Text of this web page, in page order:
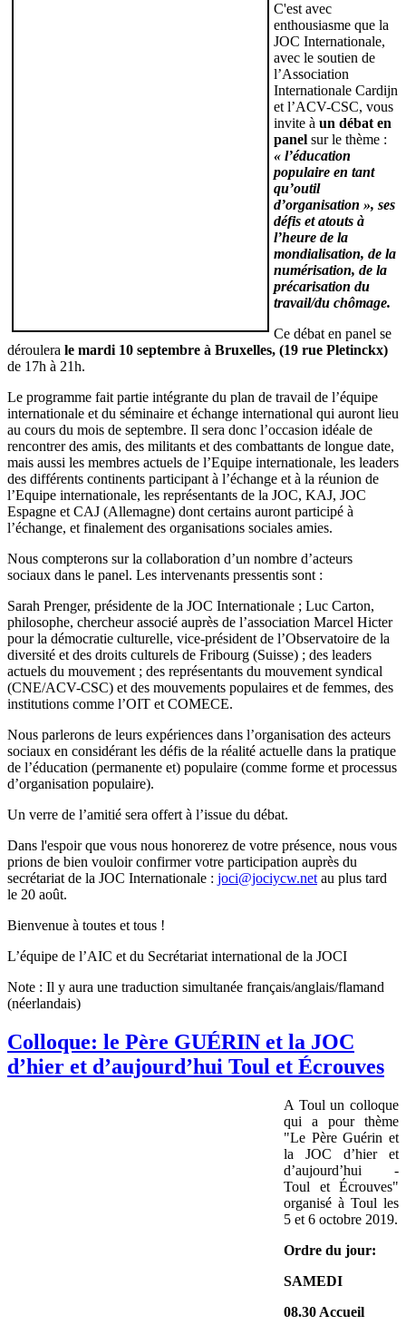
C'est avec
enthousiasme que la
JOC Internationale,
avec le soutien de
l’Association
Internationale Cardijn
et l’ACV-CSC, vous
invite à un débat en
panel sur le thème :
« l’éducation
populaire en tant
qu’outil
d’organisation », ses
défis et atouts à
l’heure de la
mondialisation, de la
numérisation, de la
précarisation du
travail/du chômage.
Ce débat en panel se
déroulera le mardi 10 septembre à Bruxelles, (19 rue Pletinckx)
de 17h à 21h.
Le programme fait partie intégrante du plan de travail de l’équipe
internationale et du séminaire et échange international qui auront lieu
au cours du mois de septembre. Il sera donc l’occasion idéale de
rencontrer des amis, des militants et des combattants de longue date,
mais aussi les membres actuels de l’Equipe internationale, les leaders
des différents continents participant à l’échange et à la réunion de
l’Equipe internationale, les représentants de la JOC, KAJ, JOC
Espagne et CAJ (Allemagne) dont certains auront participé à
l’échange, et finalement des organisations sociales amies.
Nous compterons sur la collaboration d’un nombre d’acteurs
sociaux dans le panel. Les intervenants pressentis sont :
Sarah Prenger, présidente de la JOC Internationale ; Luc Carton,
philosophe, chercheur associé auprès de l’association Marcel Hicter
pour la démocratie culturelle, vice-président de l’Observatoire de la
diversité et des droits culturels de Fribourg (Suisse) ; des leaders
actuels du mouvement ; des représentants du mouvement syndical
(CNE/ACV-CSC) et des mouvements populaires et de femmes, des
institutions comme l’OIT et COMECE.
Nous parlerons de leurs expériences dans l’organisation des acteurs
sociaux en considérant les défis de la réalité actuelle dans la pratique
de l’éducation (permanente et) populaire (comme forme et processus
d’organisation populaire).
Un verre de l’amitié sera offert à l’issue du débat.
Dans l'espoir que vous nous honorerez de votre présence, nous vous
prions de bien vouloir confirmer votre participation auprès du
secrétariat de la JOC Internationale : joci@jociycw.net au plus tard
le 20 août.
Bienvenue à toutes et tous !
L’équipe de l’AIC et du Secrétariat international de la JOCI
Note : Il y aura une traduction simultanée français/anglais/flamand
(néerlandais)
Colloque: le Père GUÉRIN et la JOC
d’hier et d’aujourd’hui Toul et Écrouves
A Toul un colloque
qui a pour thème
"Le Père Guérin et
la JOC d’hier et
d’aujourd’hui -
Toul et Écrouves"
organisé à Toul les
5 et 6 octobre 2019.
Ordre du jour:
SAMEDI
08.30 Accueil